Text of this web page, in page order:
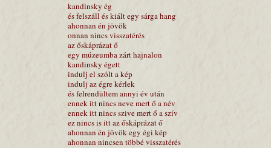
kandinsky ég
és felszáll és kiált egy sárga hang
ahonnan én jövök
onnan nincs visszatérés
az őskáprázat ő
egy múzeumba zárt hajnalon
kandinsky égett
indulj el szólt a kép
indulj az égre kérlek
és felrendültem annyi év után
ennek itt nincs neve mert ő a név
ennek itt nincs szive mert ő a szív
ez nincs is itt az őskáprázat ő
ahonnan én jövök egy égi kép
ahonnan nincsen többé visszatérés